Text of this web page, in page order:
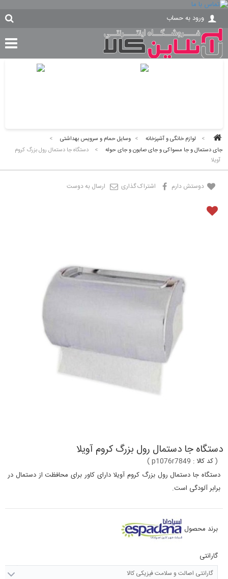
ورود به حساب
> لوازم خانگی و آشپزخانه > وسایل حمام و سرویس بهداشتی
>
جای دستمال و جا مسواکی و جای صابون و جای حوله
>
دستگاه جا دستمال رول بزرگ کروم
آویلا
دوستش دارم اشتراک گذاری ارسال به دوست
دستگاه جا دستمال رول بزرگ کروم آویلا
(کد کالا : p1076r7849
)
دستگاه جا دستمال رول بزرگ کروم آویلا دارای کاور برای محافظت از دستمال در
برابر آلودگی است.
برند محصول
گارانتی
گارانتی اصالت و سلامت فیزیکی کالا